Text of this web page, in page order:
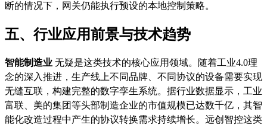
断的情况下，网关仍能执行预设的本地控制策略。
五、行业应用前景与技术趋势
智能制造业 无疑是这类技术的核心应用领域。随着工业4.0理
念的深入推进，生产线上不同品牌、不同协议的设备需要实现
无缝互联，构建完整的数字孪生系统。据行业数据显示，工业
富联、美的集团等头部制造企业的市值规模已达数千亿，其智
能化改造过程中产生的协议转换需求持续增长。远创智控这类